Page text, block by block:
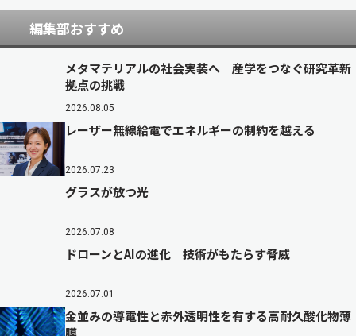
編集部おすすめ
メタマテリアルの社会実装へ 産学をつなぐ研究革新
拠点の挑戦
2026.08.05
レーザー無線給電でエネルギーの制約を越える
2026.07.23
グラスが放つ光
2026.07.08
ドローンとAIの進化 技術がもたらす脅威
2026.07.01
金並みの導電性と赤外透明性を有する高耐久酸化物薄
膜